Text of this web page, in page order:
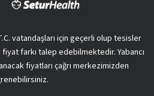
vatandaşları için geçerli olup tesisler
farkı talep edebilmektedir. Yabancı
fiyatları çağrı merkezimizden